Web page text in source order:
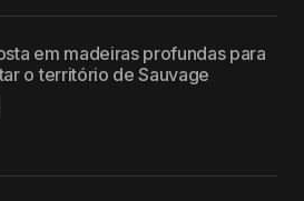
em madeiras profundas para
o território de Sauvage